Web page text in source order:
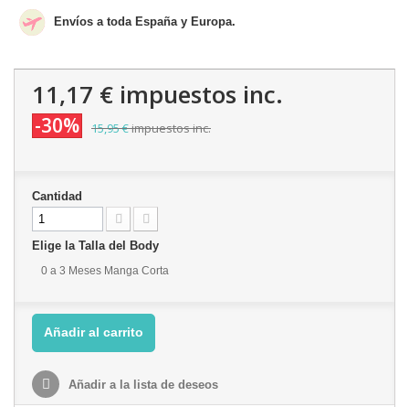
Envíos a toda España y Europa.
11,17 € impuestos inc.
-30% 15,95 €impuestos inc.
Cantidad
Elige la Talla del Body
0 a 3 Meses Manga Corta
Añadir al carrito
Añadir a la lista de deseos